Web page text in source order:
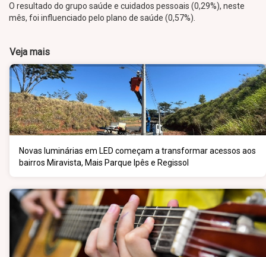
O resultado do grupo saúde e cuidados pessoais (0,29%), neste
mês, foi influenciado pelo plano de saúde (0,57%).
Veja mais
Novas luminárias em LED começam a transformar acessos aos
bairros Miravista, Mais Parque Ipês e Regissol